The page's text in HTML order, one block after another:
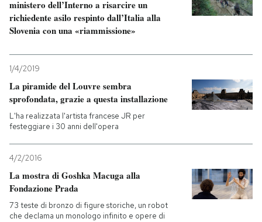
ministero dell’Interno a risarcire un
richiedente asilo respinto dall’Italia alla
Slovenia con una «riammissione»
1/4/2019
La piramide del Louvre sembra
sprofondata, grazie a questa installazione
L'ha realizzata l'artista francese JR per
festeggiare i 30 anni dell'opera
4/2/2016
La mostra di Goshka Macuga alla
Fondazione Prada
73 teste di bronzo di figure storiche, un robot
che declama un monologo infinito e opere di